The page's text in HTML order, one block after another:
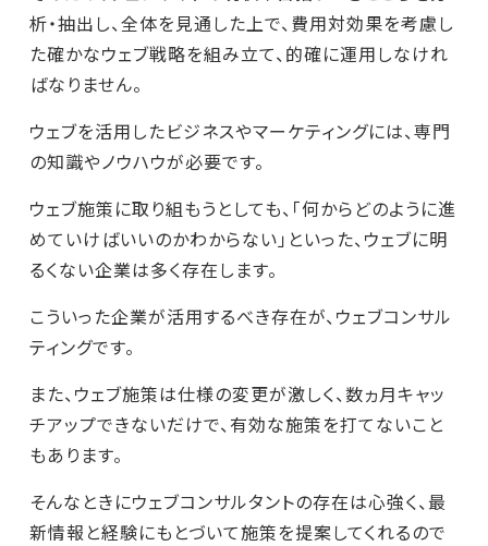
析・抽出し、全体を見通した上で、費用対効果を考慮し
た確かなウェブ戦略を組み立て、的確に運用しなけれ
ばなりません。
ウェブを活用したビジネスやマーケティングには、専門
の知識やノウハウが必要です。
ウェブ施策に取り組もうとしても、「何からどのように進
めていけばいいのかわからない」といった、ウェブに明
るくない企業は多く存在します。
こういった企業が活用するべき存在が、ウェブコンサル
ティングです。
また、ウェブ施策は仕様の変更が激しく、数ヵ月キャッ
チアップできないだけで、有効な施策を打てないこと
もあります。
そんなときにウェブコンサルタントの存在は心強く、最
新情報と経験にもとづいて施策を提案してくれるので